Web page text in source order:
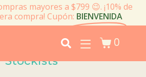
mayores a $799 😉. ¡10% de
compra! Cupón: BIENVENIDA
0
Stockists